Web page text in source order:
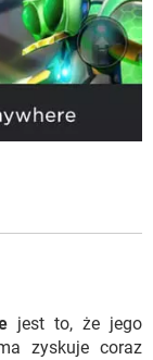
jest to, że jego
zyskuje coraz